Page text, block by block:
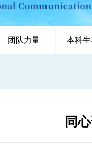
团队力量 本科
同